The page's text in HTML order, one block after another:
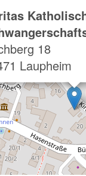
18
Laupheim